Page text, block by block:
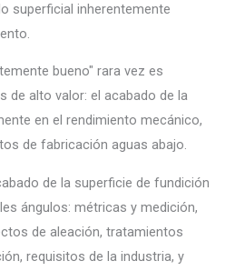
superficial inherentemente
bueno" rara vez es
de alto valor: el acabado de la
en el rendimiento mecánico,
de fabricación aguas abajo.
de la superficie de fundición
ángulos: métricas y medición,
de aleación, tratamientos
requisitos de la industria, y